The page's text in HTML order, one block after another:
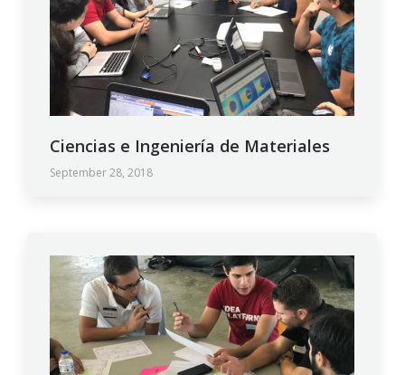
Ciencias e Ingeniería de Materiales
September 28, 2018